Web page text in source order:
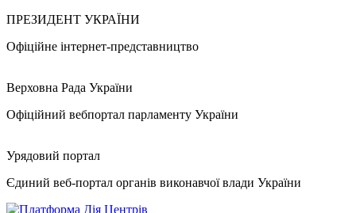
ПРЕЗИДЕНТ УКРАЇНИ
Офіційне інтернет-представництво
Верховна Рада України
Офіційний вебпортал парламенту України
Урядовий портал
Єдиний веб-портал органів виконавчої влади України